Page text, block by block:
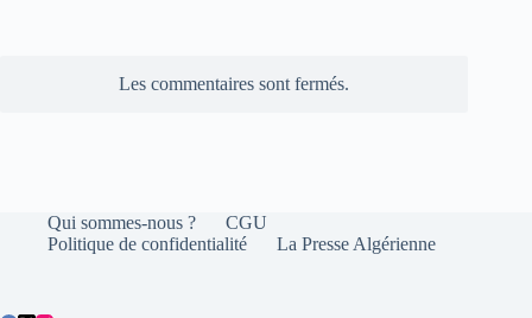
Les commentaires sont fermés.
Qui sommes-nous ?
CGU
Politique de confidentialité
La Presse Algérienne